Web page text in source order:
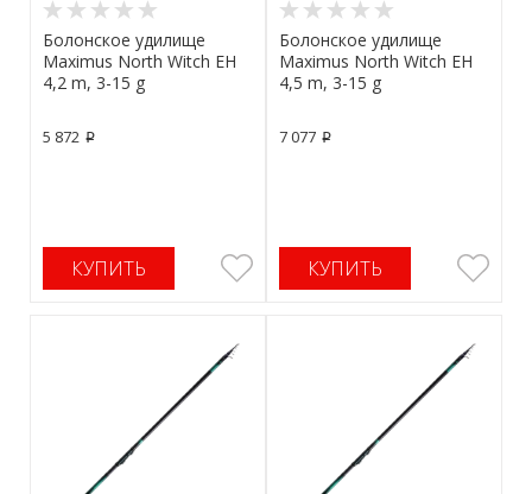
Болонское удилище
Maximus North Witch EH
4,2 m, 3-15 g
5 872 p
КУПИТЬ
Болонское удилище
Maximus North Witch EH
4,5 m, 3-15 g
7 077 p
КУПИТЬ